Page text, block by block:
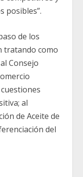
posibles”.
de los
tratando como
Consejo
al
de Aceite de
del